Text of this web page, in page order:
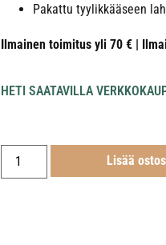
Pakattu tyylikkääseen
Ilmainen toimitus yli 70 € |
HETI SAATAVILLA
Lisää